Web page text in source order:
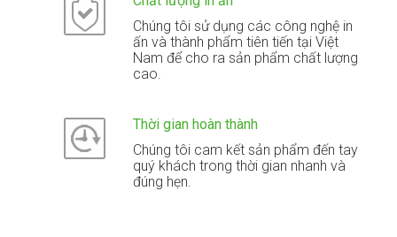
Chúng tôi sử dụng các công nghệ in
ấn và thành phẩm tiên tiến tại Việt
Nam để cho ra sản phẩm chất lượng
cao.
Thời gian hoàn thành
Chúng tôi cam kết sản phẩm đến tay
quý khách trong thời gian nhanh và
đúng hẹn.